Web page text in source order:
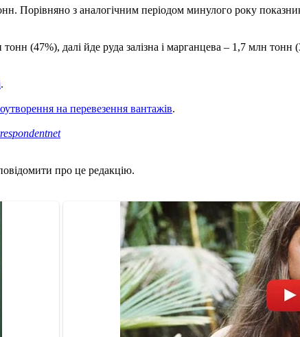
Порівняно з аналогічним періодом минулого року
(47%), далі йде руда залізна і марганцева – 1,7 млн тонн
.
на перевезення вантажів.
про це редакцію.